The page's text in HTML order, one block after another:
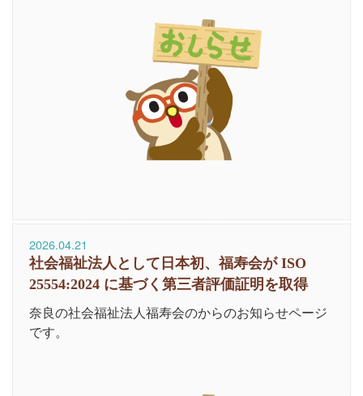
2026.04.21
社会福祉法人として日本初、福寿会が ISO
25554:2024 に基づく第三者評価証明を取得
奈良の社会福祉法人福寿会のからのお知らせページ
です。